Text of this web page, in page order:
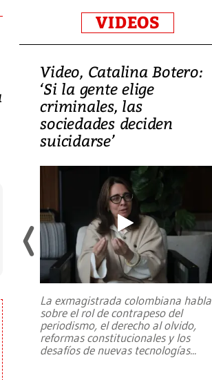
VIDEOS
Video, Catalina Botero:
‘Si la gente elige
criminales, las
sociedades deciden
suicidarse’
La exmagistrada colombiana habla
sobre el rol de contrapeso del
periodismo, el derecho al olvido,
reformas constitucionales y los
desafíos de nuevas tecnologías...